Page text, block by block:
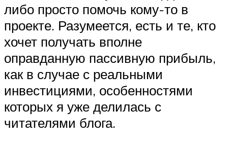
либо просто помочь кому-то в
проекте. Разумеется, есть и те, кто
хочет получать вполне
оправданную пассивную прибыль,
как в случае с реальными
инвестициями, особенностями
которых я уже делилась с
читателями блога.